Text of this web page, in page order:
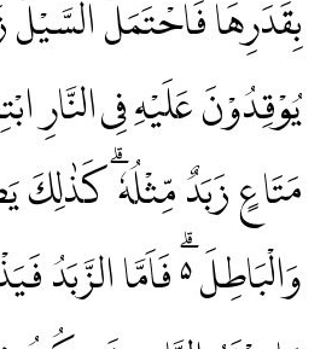
بِقَدَرِهَا فَاحْتَمَلَ السَّيْلُ
يُوْقِدُوْنَ عَلَيْهِ فِى النَّارِ
مَتَاعٍ زَبَدٌ مِّثْلُهٗ ۗ كَذٰلِكَ
وَالْبَاطِلَ ەۗ فَاَمَّا الزَّبَدُ